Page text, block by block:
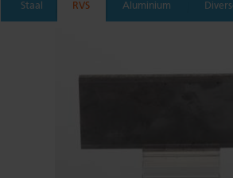
Staal RVS Aluminium